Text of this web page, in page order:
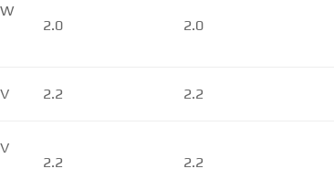
2.0 2.0
2.2 2.2
2.2 2.2